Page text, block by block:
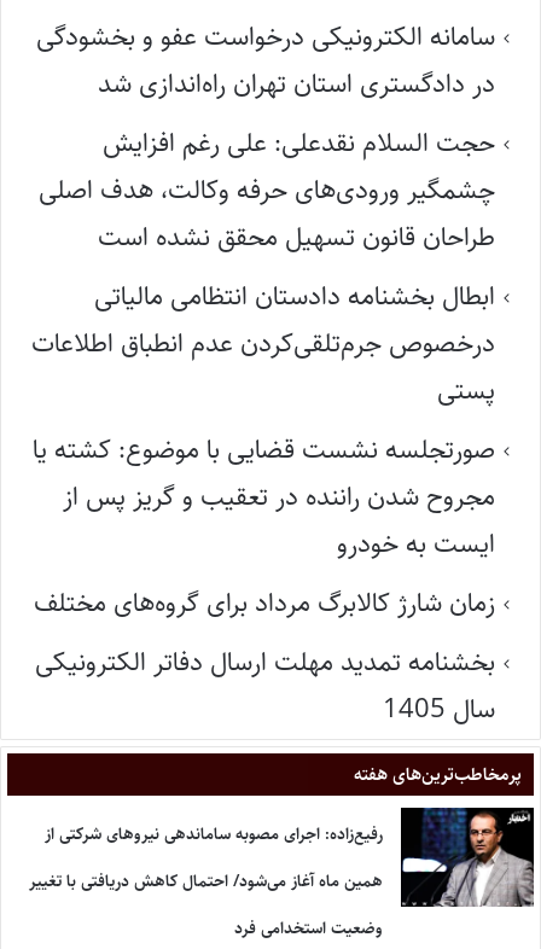
سامانه الکترونیکی درخواست عفو و بخشودگی
در دادگستری استان تهران راه‌اندازی شد
حجت السلام نقدعلی: علی رغم افزایش
چشمگیر ورودی‌های حرفه وکالت، هدف اصلی
طراحان قانون تسهیل محقق نشده است
ابطال بخشنامه دادستان انتظامی مالیاتی
درخصوص جرم‌تلقی‌کردن عدم انطباق اطلاعات
پستی
صورتجلسه نشست قضایی با موضوع: کشته یا
مجروح شدن راننده در تعقیب و گریز پس از
ایست به خودرو
زمان شارژ کالابرگ مرداد برای گروه‌های مختلف
بخشنامه تمدید مهلت ارسال دفاتر الکترونیکی
سال 1405
پر‌مخاطب‌ترین‌های هفته
رفیع‌زاده: اجرای مصوبه ساماندهی نیروهای شرکتی از
همین ماه آغاز می‌شود/ احتمال کاهش دریافتی با تغییر
وضعیت استخدامی فرد